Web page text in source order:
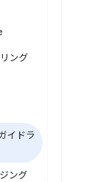
ング
イドラ
ング